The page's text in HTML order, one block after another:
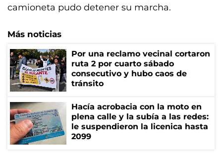
camioneta pudo detener su marcha.
Más noticias
Por una reclamo vecinal cortaron
ruta 2 por cuarto sábado
consecutivo y hubo caos de
tránsito
Hacía acrobacia con la moto en
plena calle y la subía a las redes:
le suspendieron la licenica hasta
2099